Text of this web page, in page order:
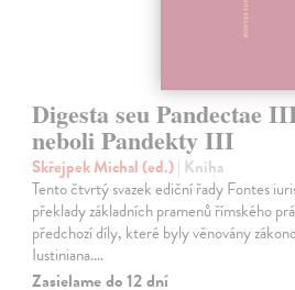
Digesta seu Pandectae
neboli Pandekty III
Skřejpek Michal (ed.)| Kniha
Tento čtvrtý svazek ediční řady Fontes
překlady základních pramenů římského
předchozí díly, které byly věnovány
Iustiniana.…
Zasielame do 12 dní